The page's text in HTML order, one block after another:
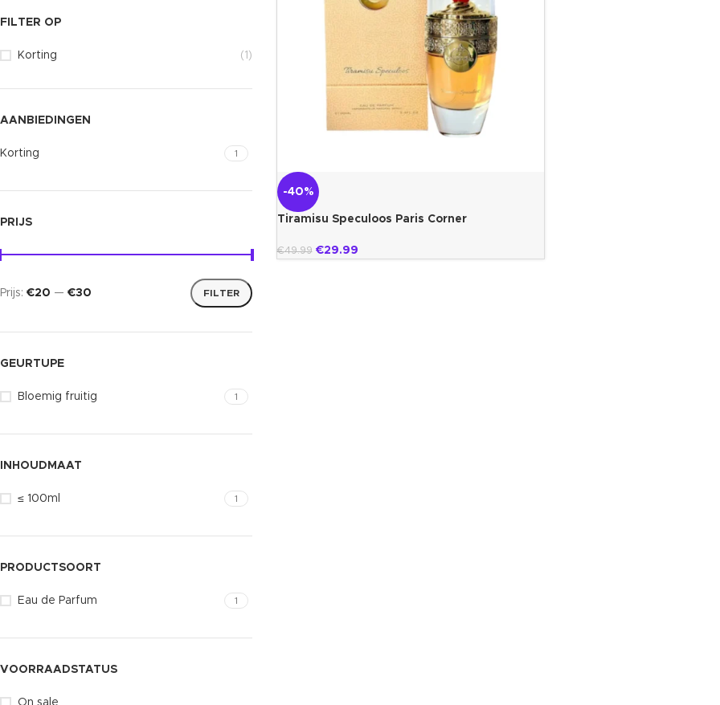
FILTER OP
Korting (1)
AANBIEDINGEN
Korting 1
PRIJS
FILTER
Prijs: €20 — €30
GEURTUPE
Bloemig fruitig 1
INHOUDMAAT
≤ 100ml 1
PRODUCTSOORT
Eau de Parfum 1
VOORRAADSTATUS
On sale
-40%
Tiramisu Speculoos Paris Corner
€49.99 €29.99